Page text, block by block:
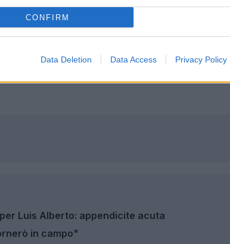
CONFIRM
Data Deletion Data Access Privacy Policy
tornato presto in campo. Nei prossimi
e verranno fatte le valutazioni del
pienamente a disposizione di Inzaghi.
Luis Alberto: appendicite acuta
in campo"